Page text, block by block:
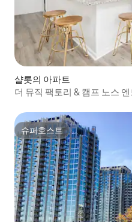
샬롯의 아파트
더 뮤직 팩토리 & 캠프 노스
슈퍼호스트
슈퍼호스트